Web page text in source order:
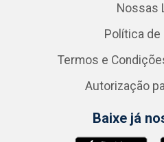
Nossas
Política de
Termos e
Autorização
Baixe já